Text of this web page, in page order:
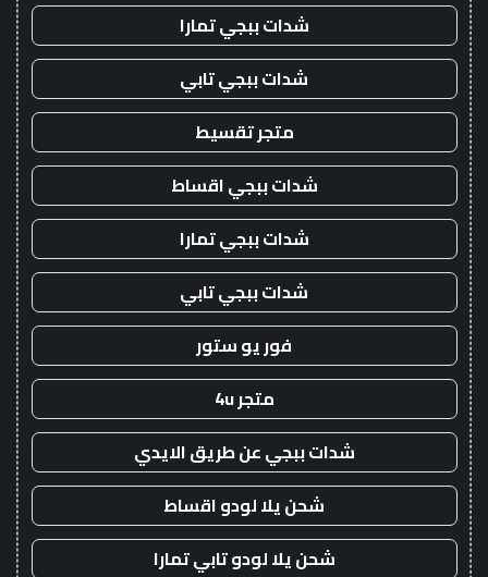
شدات ببجي تمارا
شدات ببجي تابي
متجر تقسيط
شدات ببجي اقساط
شدات ببجي تمارا
شدات ببجي تابي
فور يو ستور
متجر 4u
شدات ببجي عن طريق الايدي
شحن يلا لودو اقساط
شحن يلا لودو تابي تمارا